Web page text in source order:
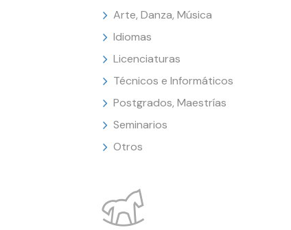
Arte, Danza, Música
Idiomas
Licenciaturas
Técnicos e Informáticos
Postgrados, Maestrías
Seminarios
Otros